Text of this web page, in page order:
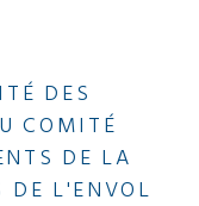
DES
COMITÉ
DE LA
DE L'ENVOL